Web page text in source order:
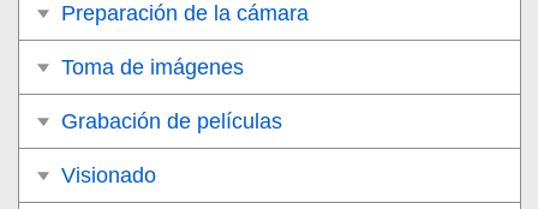
Preparación de la cámara
Toma de imágenes
Grabación de películas
Visionado